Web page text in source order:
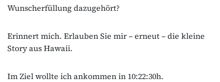
Wunscherfüllung dazugehört?
Erinnert mich. Erlauben Sie mir – erneut – die kleine
Story aus Hawaii.
Im Ziel wollte ich ankommen in 10:22:30h.